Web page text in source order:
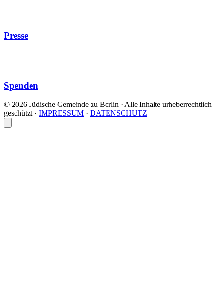
Presse
Spenden
© 2026 Jüdische Gemeinde zu Berlin · Alle Inhalte urheberrechtlich
geschützt · IMPRESSUM · DATENSCHUTZ